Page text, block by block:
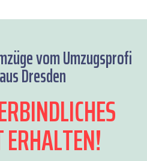
vom Umzugsprofi
Dresden